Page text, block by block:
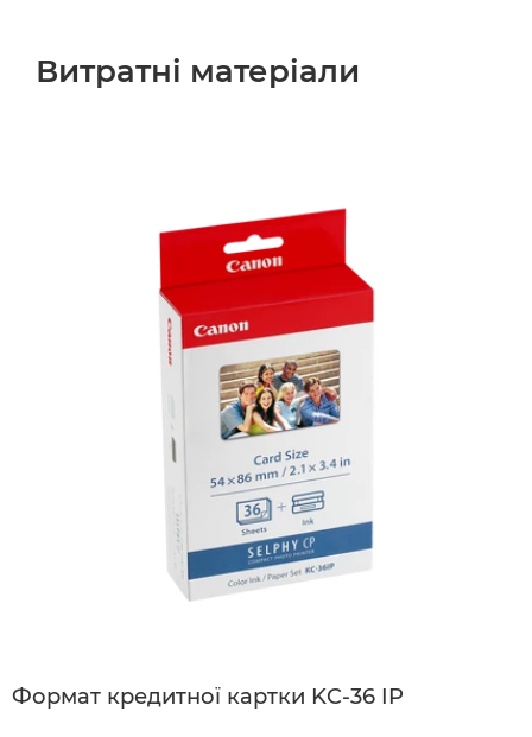
Витратні матеріали
Формат кредитної картки KC-36 IP